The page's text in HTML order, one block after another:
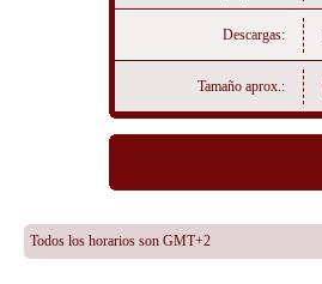
Descargas:
Tamaño aprox.:
Todos los horarios son GMT+2